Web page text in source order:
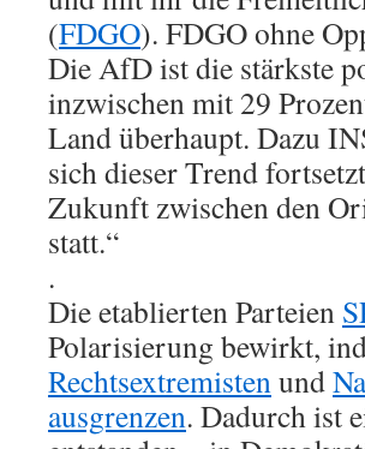
(FDGO). FDGO ohne
Die AfD ist die stärkste
inzwischen mit 29
Land überhaupt. Dazu
sich dieser Trend
Zukunft zwischen den
statt.“
.
Die etablierten Parteien
Polarisierung bewirkt,
Rechtsextremistenund
ausgrenzen. Dadurch ist